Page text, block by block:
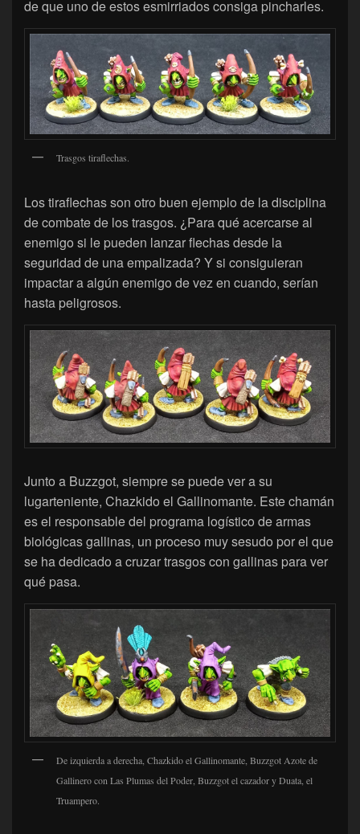
de que uno de estos esmirriados consiga pincharles.
Trasgos tiraflechas.
Los tiraflechas son otro buen ejemplo de la disciplina
de combate de los trasgos. ¿Para qué acercarse al
enemigo si le pueden lanzar flechas desde la
seguridad de una empalizada? Y si consiguieran
impactar a algún enemigo de vez en cuando, serían
hasta peligrosos.
Junto a Buzzgot, siempre se puede ver a su
lugarteniente, Chazkido el Gallinomante. Este chamán
es el responsable del programa logístico de armas
biológicas gallinas, un proceso muy sesudo por el que
se ha dedicado a cruzar trasgos con gallinas para ver
qué pasa.
De izquierda a derecha, Chazkido el Gallinomante, Buzzgot Azote de
Gallinero con Las Plumas del Poder, Buzzgot el cazador y Duata, el
Truampero.